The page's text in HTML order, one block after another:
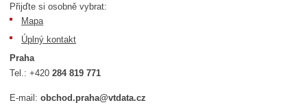
Přijďte si osobně vybrat:
Mapa
Úplný kontakt
Praha
Tel.:+420284 819 771
E-mail:obchod.praha@vtdata.cz